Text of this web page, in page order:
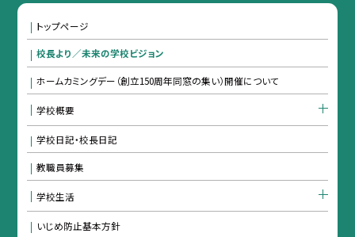
トップページ
校長より／未来の学校ビジョン
ホームカミングデー（創立150周年同窓の集い）開催について
学校概要
学校日記・校長日記
教職員募集
学校生活
いじめ防止基本方針